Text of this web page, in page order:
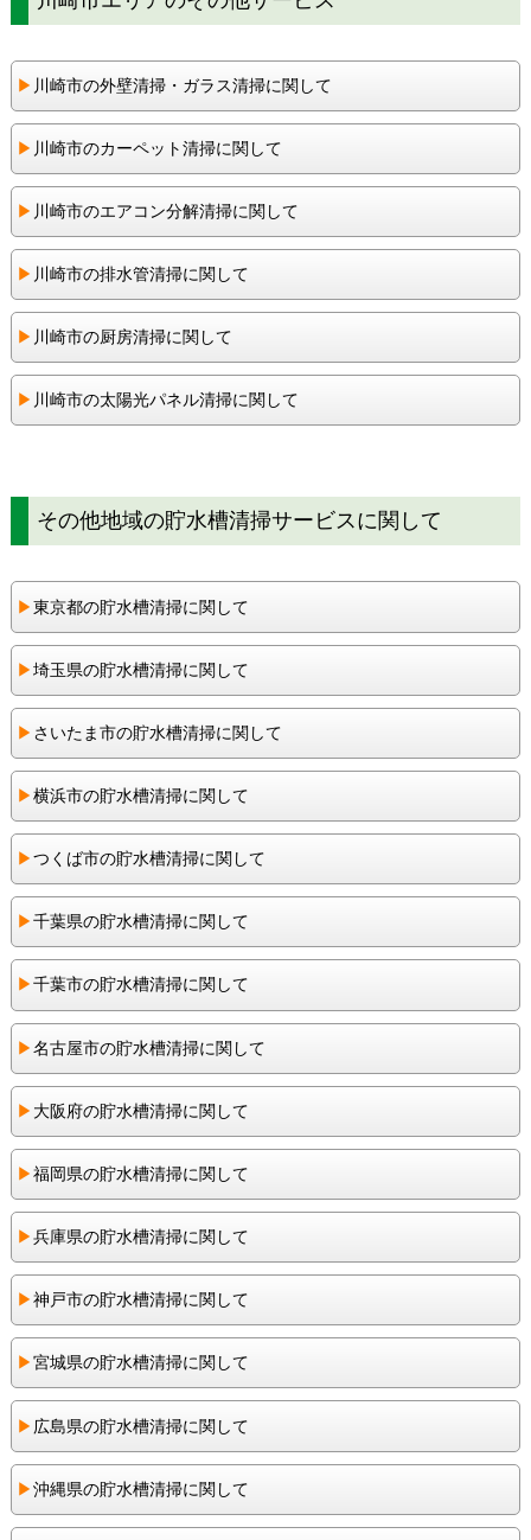
▶︎ 川崎市の外壁清掃・ガラス清掃に関して
▶︎ 川崎市のカーペット清掃に関して
▶︎ 川崎市のエアコン分解清掃に関して
▶︎ 川崎市の排水管清掃に関して
▶︎ 川崎市の厨房清掃に関して
▶︎ 川崎市の太陽光パネル清掃に関して
その他地域の貯水槽清掃サービスに関して
▶︎東京都の貯水槽清掃に関して
▶︎埼玉県の貯水槽清掃に関して
▶︎ さいたま市の貯水槽清掃に関して
▶︎横浜市の貯水槽清掃に関して
▶︎つくば市の貯水槽清掃に関して
▶︎千葉県の貯水槽清掃に関して
▶︎千葉市の貯水槽清掃に関して
▶︎名古屋市の貯水槽清掃に関して
▶︎ 大阪府の貯水槽清掃に関して
▶︎福岡県の貯水槽清掃に関して
▶︎兵庫県の貯水槽清掃に関して
▶︎神戸市の貯水槽清掃に関して
▶︎宮城県の貯水槽清掃に関して
▶︎ 広島県の貯水槽清掃に関して
▶︎沖縄県の貯水槽清掃に関して